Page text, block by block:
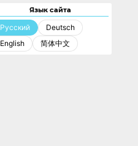
Язык сайта
Русский
Deutsch
English
简体中文